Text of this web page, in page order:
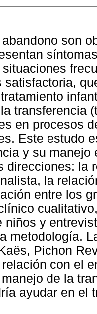
son
satisfactoria,
transferencia
en procesos
Este estudo
y su manejo
direcciones: la
la
entre los
niños y
metodología.
Pichon
con el
de la
ayudar en el